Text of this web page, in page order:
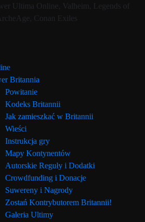
Britannia
Powitanie
Kodeks Britannii
Jak zamieszkać w Britannii
Wieści
Instrukcja gry
Mapy Kontynentów
Autorskie Reguły i Dodatki
Crowdfunding i Donacje
Suwereny i Nagrody
Zostań Kontrybutorem Britannii!
Galeria Ultimy